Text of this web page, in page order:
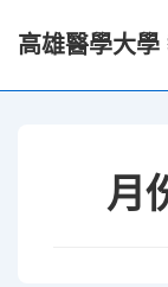
Skip高雄醫學大
月